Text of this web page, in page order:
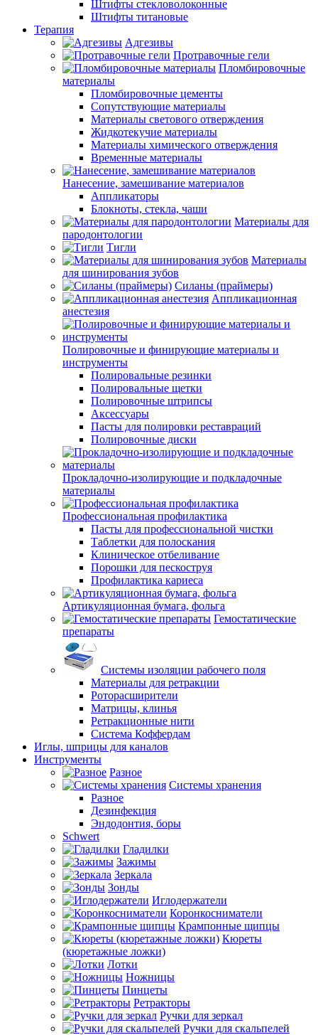
Штифты стекловолоконные
Штифты титановые
Терапия
Адгезивы
Протравочные гели
Пломбировочные
материалы
Пломбировочные цементы
Сопутствующие материалы
Материалы светового отверждения
Жидкотекучие материалы
Материалы химического отверждения
Временные материалы
Нанесение, замешивание материалов
Аппликаторы
Блокноты, стекла, чаши
Материалы для
пародонтологии
Тигли
Материалы
для шинирования зубов
Силаны (праймеры)
Аппликационная
анестезия
Полировочные и финирующие материалы и
инструменты
Полировальные резинки
Полировальные щетки
Полировочные штрипсы
Аксессуары
Пасты для полировки реставраций
Полировочные диски
Прокладочно-изолирующие и подкладочные
материалы
Профессиональная профилактика
Пасты для профессиональной чистки
Таблетки для полоскания
Клиническое отбеливание
Порошки для пескоструя
Профилактика кариеса
Артикуляционная бумага, фольга
Гемостатические
препараты
Системы изоляции рабочего поля
Материалы для ретракции
Роторасширители
Матрицы, клинья
Ретракционные нити
Система Коффердам
Иглы, шприцы для каналов
Инструменты
Разное
Системы хранения
Разное
Дезинфекция
Эндодонтия, боры
Schwert
Гладилки
Зажимы
Зеркала
Зонды
Иглодержатели
Коронкосниматели
Крампонные щипцы
Кюреты
(кюретажные ложки)
Лотки
Ножницы
Пинцеты
Ретракторы
Ручки для зеркал
Ручки для скальпелей